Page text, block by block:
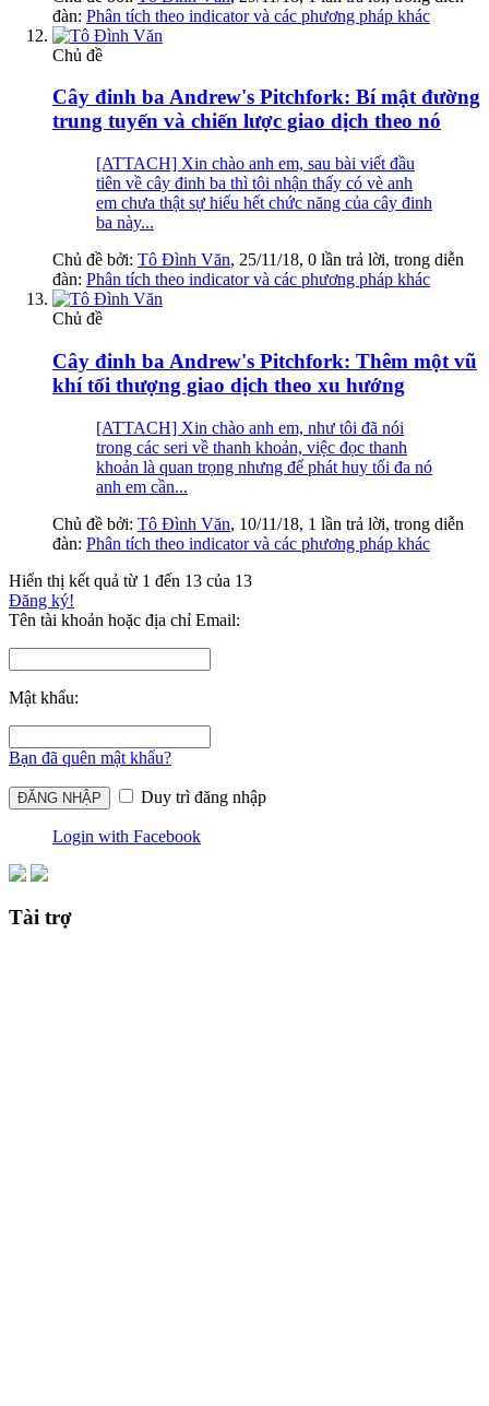
đàn: Phân tích theo indicator và các phương pháp khác
Chủ đề
Cây đinh ba Andrew's Pitchfork: Bí mật đường
trung tuyến và chiến lược giao dịch theo nó
[ATTACH] Xin chào anh em, sau bài viết đầu
tiên về cây đinh ba thì tôi nhận thấy có vè anh
em chưa thật sự hiểu hết chức năng của cây đinh
ba này...
Chủ đề bởi: Tô Đình Văn, 25/11/18, 0 lần trả lời, trong diễn
đàn: Phân tích theo indicator và các phương pháp khác
Chủ đề
Cây đinh ba Andrew's Pitchfork: Thêm một vũ
khí tối thượng giao dịch theo xu hướng
[ATTACH] Xin chào anh em, như tôi đã nói
trong các seri về thanh khoản, việc đọc thanh
khoản là quan trọng nhưng để phát huy tối đa nó
anh em cần...
Chủ đề bởi: Tô Đình Văn, 10/11/18, 1 lần trả lời, trong diễn
đàn: Phân tích theo indicator và các phương pháp khác
Hiển thị kết quả từ 1 đến 13 của 13
Đăng ký!
Tên tài khoản hoặc địa chỉ Email:
Mật khẩu:
Bạn đã quên mật khẩu?
Duy trì đăng nhập
Login with Facebook
Tài trợ